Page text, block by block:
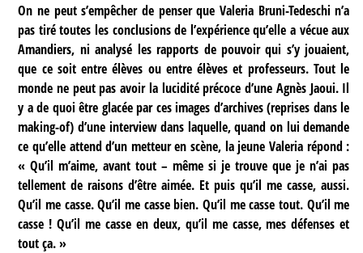
On ne peut s’empêcher de penser que Valeria Bruni-Tedeschi n’a
pas tiré toutes les conclusions de l’expérience qu’elle a vécue aux
Amandiers, ni analysé les rapports de pouvoir qui s’y jouaient,
que ce soit entre élèves ou entre élèves et professeurs. Tout le
monde ne peut pas avoir la lucidité précoce d’une Agnès Jaoui. Il
y a de quoi être glacée par ces images d’archives (reprises dans le
making-of) d’une interview dans laquelle, quand on lui demande
ce qu’elle attend d’un metteur en scène, la jeune Valeria répond :
« Qu’il m’aime, avant tout – même si je trouve que je n’ai pas
tellement de raisons d’être aimée. Et puis qu’il me casse, aussi.
Qu’il me casse. Qu’il me casse bien. Qu’il me casse tout. Qu’il me
casse ! Qu’il me casse en deux, qu’il me casse, mes défenses et
tout ça. »